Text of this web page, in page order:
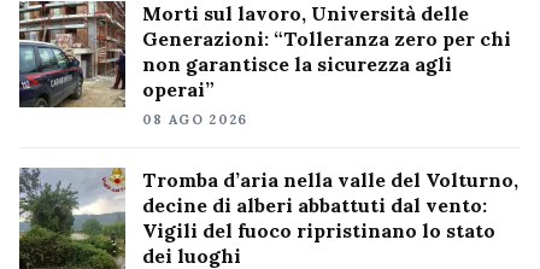
Morti sul lavoro, Università delle
Generazioni: “Tolleranza zero per chi
non garantisce la sicurezza agli
operai”
08 AGO 2026
Tromba d’aria nella valle del Volturno,
decine di alberi abbattuti dal vento:
Vigili del fuoco ripristinano lo stato
dei luoghi